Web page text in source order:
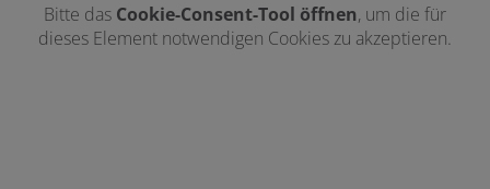
Bitte das Cookie-Consent-Tool öffnen, um die für
dieses Element notwendigen Cookies zu akzeptieren.